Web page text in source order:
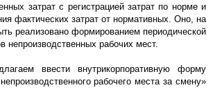
затрат с регистрацией затрат по норме и
фактических затрат от нормативных. Оно, на
реализовано формированием периодической
непроизводственных рабочих мест.
ввести внутрикорпоративную форму
рабочего места за смену»